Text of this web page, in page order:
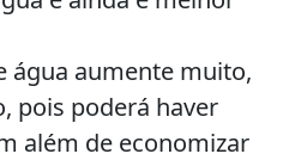
água aumente muito,
pois poderá haver
além de economizar